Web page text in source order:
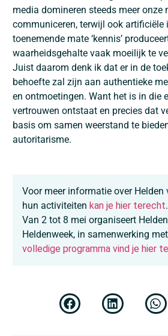
media domineren steeds meer onze
communiceren, terwijl ook artificiële
toenemende mate ‘kennis’
waarheidsgehalte vaak moeilijk te
Juist daarom denk ik dat er in de
behoefte zal zijn aan authentieke
en ontmoetingen. Want het is in die
vertrouwen ontstaat en precies dat
basis om samen weerstand te
autoritarisme.
Voor meer informatie over Helden
hun activiteiten kan je hier terecht.
Van 2 tot 8 mei organiseert
Heldenweek, in samenwerking
volledige programma vind je hier